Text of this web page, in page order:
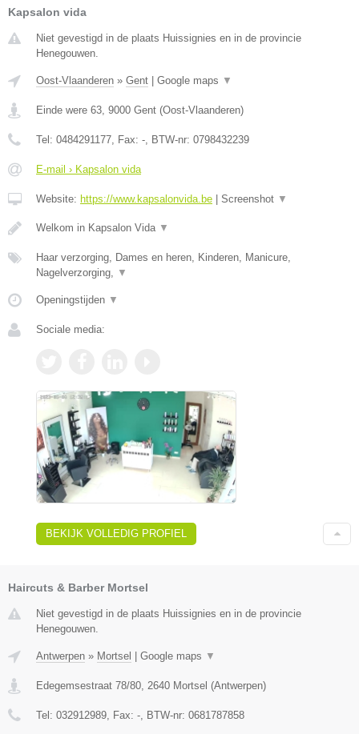
Kapsalon vida
Niet gevestigd in de plaats Huissignies en in de provincie
Henegouwen.
Oost-Vlaanderen » Gent Google maps ▼
Einde were 63, 9000 Gent (Oost-Vlaanderen)
Tel: 0484291177, Fax: -, BTW-nr: 0798432239
E-mail › Kapsalon vida
Website: https://www.kapsalonvida.be Screenshot ▼
Welkom in Kapsalon Vida ▼
Haar verzorging, Dames en heren, Kinderen, Manicure,
Nagelverzorging, ▼
Openingstijden ▼
Sociale media:
BEKIJK VOLLEDIG PROFIEL
Haircuts & Barber Mortsel
Niet gevestigd in de plaats Huissignies en in de provincie
Henegouwen.
Antwerpen » Mortsel Google maps ▼
Edegemsestraat 78/80, 2640 Mortsel (Antwerpen)
Tel: 032912989, Fax: -, BTW-nr: 0681787858